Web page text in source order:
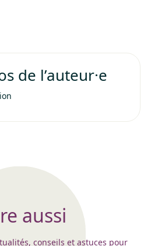
de l’auteur·e
aussi
conseils et astuces pour